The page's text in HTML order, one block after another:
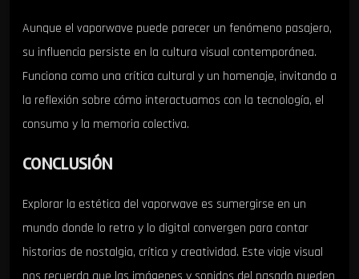
Aunque el vaporwave puede parecer un fenómeno pasajero,
su influencia persiste en la cultura visual contemporánea.
Funciona como una crítica cultural y un homenaje, invitando a
la reflexión sobre cómo interactuamos con la tecnología, el
consumo y la memoria colectiva.
CONCLUSIÓN
Explorar la estética del vaporwave es sumergirse en un
mundo donde lo retro y lo digital convergen para contar
historias de nostalgia, crítica y creatividad. Este viaje visual